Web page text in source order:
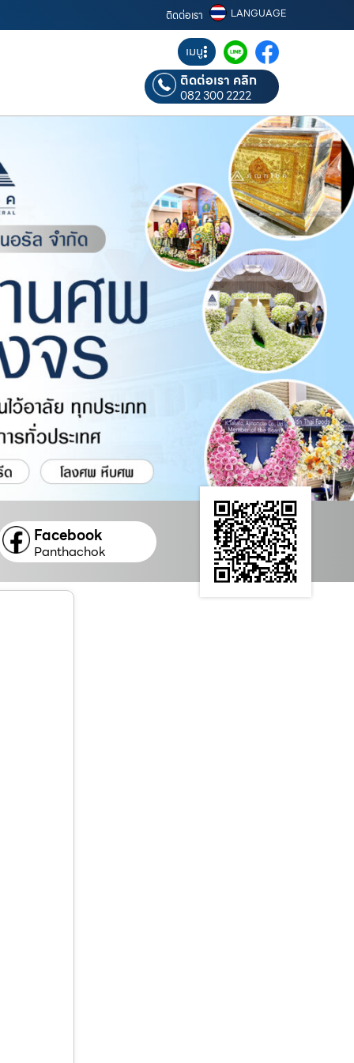
ติดต่อเรา LANGUAGE
เมนู
ติดต่อเรา คลิก
082 300 2222
Facebook
Panthachok